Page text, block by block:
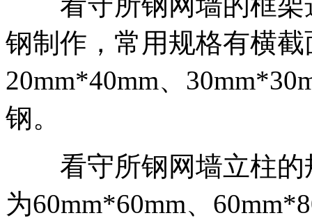
钢制作，常用规格有横截
20mm*40mm、
钢。
看守所钢网墙立柱的
为60mm*60mm、